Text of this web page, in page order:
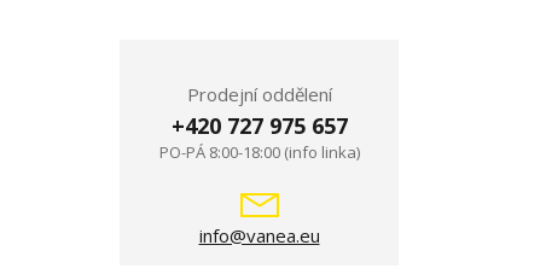
Prodejní oddělení
+420 727 975 657
PO-PÁ 8:00-18:00 (info linka)
info@vanea.eu